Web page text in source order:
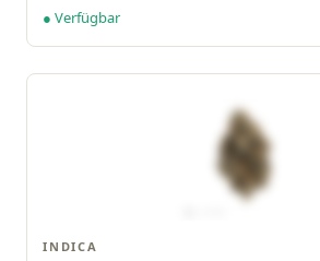
● Verfügbar
INDICA